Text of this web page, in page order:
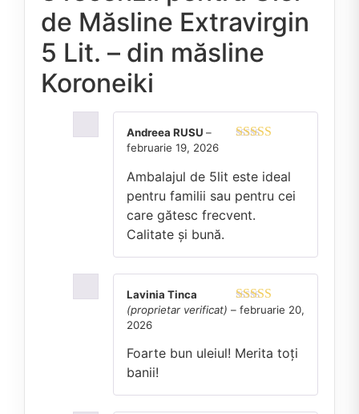
de Măsline Extravirgin
5 Lit. – din măsline
Koroneiki
Andreea RUSU –
februarie 19, 2026
Ambalajul de 5lit este ideal
pentru familii sau pentru cei
care gătesc frecvent.
Calitate și bună.
Evaluat la 5
Lavinia Tinca
(proprietar verificat) – februarie 20,
2026
Foarte bun uleiul! Merita toți
banii!